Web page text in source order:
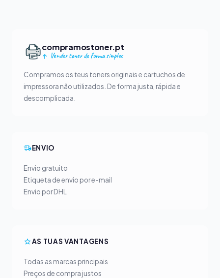
compramostoner.pt
Vender toner de forma simples
Compramos os teus toners originais e cartuchos de
impressora não utilizados. De forma justa, rápida e
descomplicada.
ENVIO
Envio gratuito
Etiqueta de envio por e-mail
Envio por DHL
AS TUAS VANTAGENS
Todas as marcas principais
Preços de compra justos